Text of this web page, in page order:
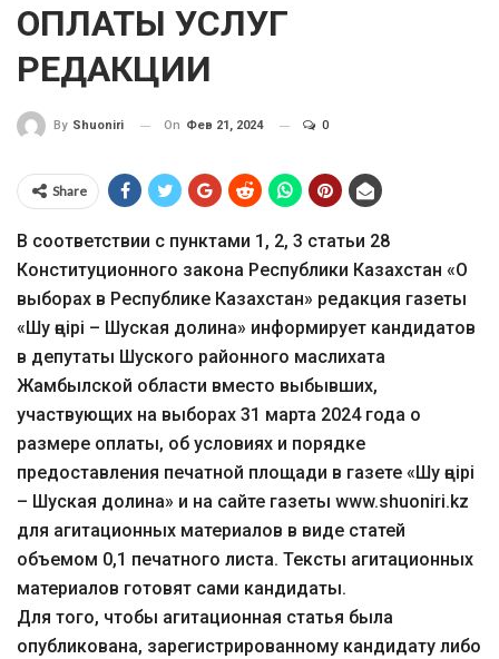
ОПЛАТЫ УСЛУГ
РЕДАКЦИИ
By Shuoniri On Фев 21, 2024 0
Share
В соответствии с пунктами 1, 2, 3 статьи 28
Конституционного закона Республики Казахстан «О
выборах в Республике Казахстан» редакция газеты
«Шу өңірі – Шуская долина» информирует кандидатов
в депутаты Шуского районного маслихата
Жамбылской области вместо выбывших,
участвующих на выборах 31 марта 2024 года о
размере оплаты, об условиях и порядке
предоставления печатной площади в газете «Шу өңірі
– Шуская долина» и на сайте газеты www.shuoniri.kz
для агитационных материалов в виде статей
объемом 0,1 печатного листа. Тексты агитационных
материалов готовят сами кандидаты.
Для того, чтобы агитационная статья была
опубликована, зарегистрированному кандидату либо